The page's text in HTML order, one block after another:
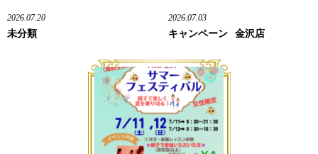
2026.07.20
未分類
2026.07.03
キャンペーン 金沢店